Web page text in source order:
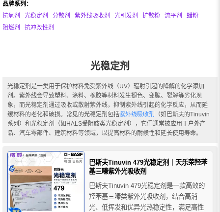
品牌系列：
抗氧剂
光稳定剂 分散剂 紫外线吸收剂 光引发剂 扩散粉 流平剂
蜡粉
阻燃剂
抗冲改性剂
光稳定剂
光稳定剂是一类用于保护材料免受紫外线（UV）辐射引起的降解的化学添加
剂。紫外线会导致塑料、涂料、橡胶等材料发生褪色、变脆、裂解等劣化现
象，而光稳定剂通过吸收或散射紫外线，抑制紫外线引起的化学反应，从而延
缓材料的老化和破损。常见的光稳定剂包括紫外线吸收剂
（如巴斯夫的Tinuvin
系列）和光稳定剂（如HALS受阻胺类光稳定剂），它们通常被应用于户外产
品、汽车零部件、建筑材料等领域，以提高材料的耐候性和延长使用寿命。
巴斯夫Tinuvin 479光稳定剂｜天乐荣羟苯
基三嗪紫外光吸收剂
巴斯夫Tinuvin 479光稳定剂是一款高效的
羟苯基三嗪类紫外光吸收剂，结合高消
光、低挥发和优异光热稳定性，满足高性